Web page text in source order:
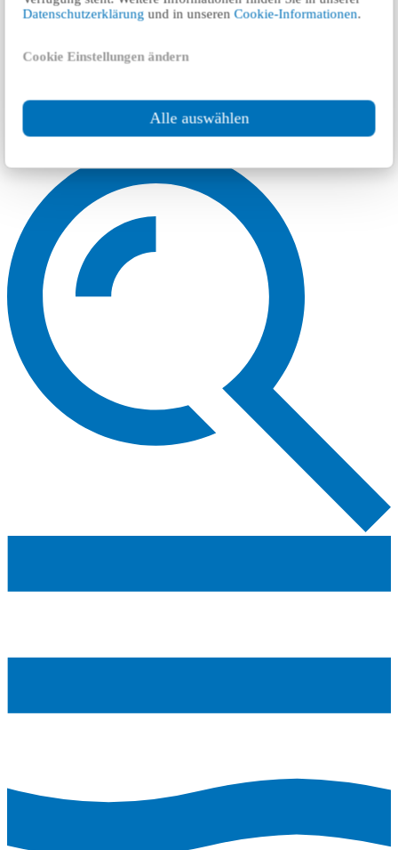
Datenschutzerklärung und in unserenCookie-Informationen.
Cookie Einstellungen ändern
Alle auswählen